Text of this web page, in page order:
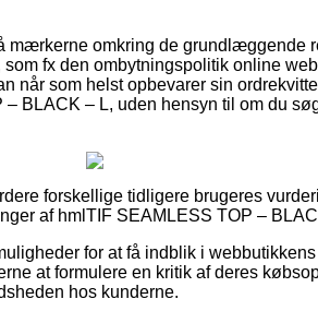
mærkerne omkring de grundlæggende
fx den ombytningspolitik online
når som helst opbevarer sin
BLACK – L, uden hensyn til om du
forskellige tidligere brugeres
af hmlTIF SEAMLESS TOP –
for at få indblik i
at formulere en kritik af deres
hos kunderne.